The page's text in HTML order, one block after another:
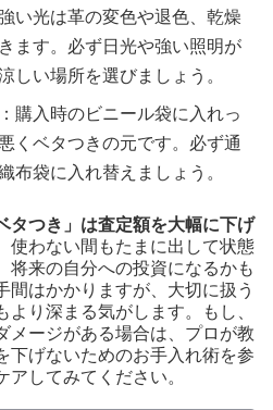
強い光は革の変色や退色、乾燥
ます。必ず日光や強い照明が
しい場所を選びましょう。
：購入時のビニール袋に入れっ
くベタつきの元です。必ず通
布袋に入れ替えましょう。
タつき」は査定額を大幅に下げ
使わない間もたまに出して状態
将来の自分への投資になるかも
間はかかりますが、大切に扱う
り深まる気がします。もし、
メージがある場合は、プロが教
下げないためのお手入れ術を参
してみてください。